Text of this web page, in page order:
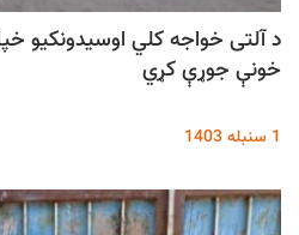
د آلتی خواجه کلي اوسیدونکیو
خونې جوړې کړي
1 سنبله 1403